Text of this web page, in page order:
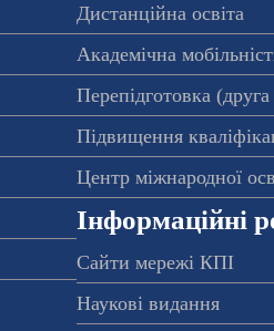
Дистанційна освіта
Академічна
Перепідготовка
Підвищення
Центр міжнародної
Інформаційні
Сайти мережі КПІ
Наукові видання